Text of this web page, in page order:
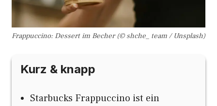
Frappuccino: Dessert im Becher (© shche_ team / Unsplash)
Kurz & knapp
Starbucks Frappuccino ist ein